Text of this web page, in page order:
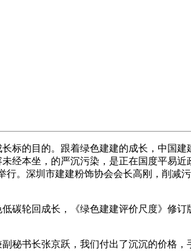
的目的。跟着绿色建建的成长，中国建
经本坐，的严沉污染，是正在国度平易
。深圳市建建粉饰协会会长高刚，削
轮回成长，《绿色建建评价尺度》修订
书长张京跃，我们付出了沉沉的价格，